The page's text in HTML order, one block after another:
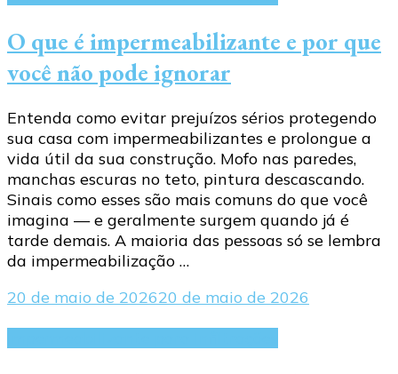
O que é impermeabilizante e por que
você não pode ignorar
Entenda como evitar prejuízos sérios protegendo
sua casa com impermeabilizantes e prolongue a
vida útil da sua construção. Mofo nas paredes,
manchas escuras no teto, pintura descascando.
Sinais como esses são mais comuns do que você
imagina — e geralmente surgem quando já é
tarde demais. A maioria das pessoas só se lembra
da impermeabilização …
20 de maio de 202620 de maio de 2026